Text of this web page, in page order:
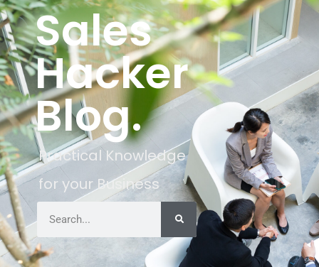
Practical Knowledge
for your Business
Team
Sales
Hacker
Blog.